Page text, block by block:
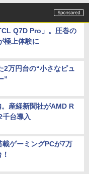
Q7D Pro」。圧巻の
極上体験に
2万円台の“小さなピュ
”
産経新聞社がAMD R
台導入
ゲーミングPCが7万